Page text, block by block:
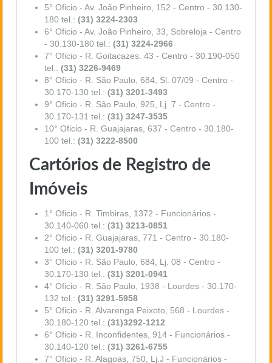
5° Oficio - Av. João Pinheiro, 152 - Centro - 30.130-
180 tel.: (31) 3224-2303
6° Oficio - Av. João Pinheiro, 33, Sobreloja - Centro
- 30.130-180 tel.: (31) 3224-2966
7° Oficio - R. Goitacazes. 43 - Centro - 30.190-050
tel.: (31) 3226-9469
8° Oficio - R. São Paulo, 684, Sl. 07/09 - Centro -
30.170-130 tel.: (31) 3201-3493
9° Oficio - R. São Paulo, 925, Lj. 7 - Centro -
30.170-131 tel.: (31) 3247-3535
10° Oficio - R. Guajajaras, 637 - Centro - 30.180-
100 tel.: (31) 3222-8500
Cartórios de Registro de
Imóveis
1° Oficio - R. Timbiras, 1372 - Funcionários -
30.140-060 tel.: (31) 3213-0851
2° Oficio - R. Guajajaras, 771 - Centro - 30.180-
100 tel.: (31) 3201-9780
3° Oficio - R. São Paulo, 684, Lj. 08 - Centro -
30.170-130 tel.: (31) 3201-0941
4° Oficio - R. São Paulo, 1938 - Lourdes - 30.170-
132 tel.: (31) 3291-5958
5° Oficio - R. Alvarenga Peixoto, 568 - Lourdes -
30.180-120 tel.: (31)3292-1212
6° Oficio - R. Inconfidentes, 914 - Funcionários -
30.140-120 tel.: (31) 3261-6755
7° Oficio - R. Alagoas, 750, Lj.J - Funcionários -